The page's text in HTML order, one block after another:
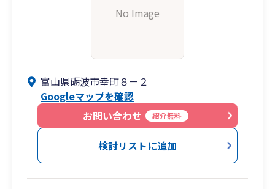
No Image
富山県砺波市幸町８－２
Googleマップを確認
お問い合わせ
紹介無料
検討リストに追加